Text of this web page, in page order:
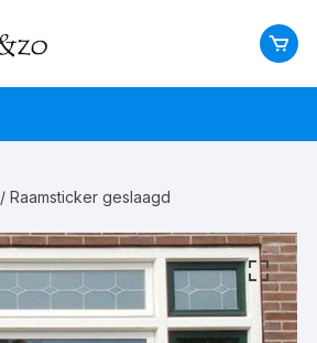
/ Raamsticker geslaagd